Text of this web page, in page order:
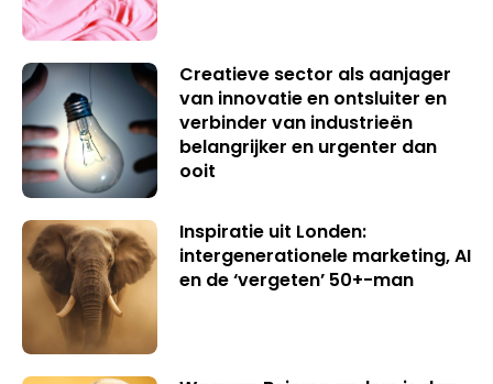
Creatieve sector als aanjager
van innovatie en ontsluiter en
verbinder van industrieën
belangrijker en urgenter dan
ooit
Inspiratie uit Londen:
intergenerationele marketing, AI
en de ‘vergeten’ 50+-man